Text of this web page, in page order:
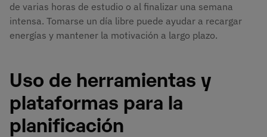
de varias horas de estudio o al finalizar una semana
intensa. Tomarse un día libre puede ayudar a recargar
energías y mantener la motivación a largo plazo.
Uso de herramientas y
plataformas para la
planificación